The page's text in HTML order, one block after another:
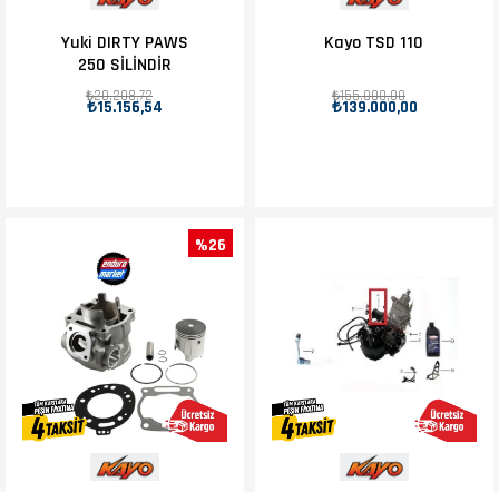
Yuki DIRTY PAWS
250 SİLİNDİR
₺15.156,54
₺20.208,72
Kayo TSD 110
₺139.000,00
₺155.000,00
%26